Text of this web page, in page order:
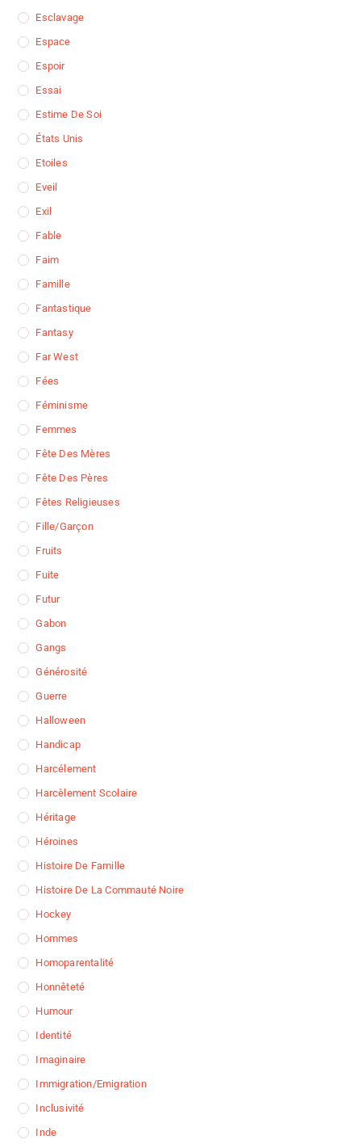
Esclavage
Espace
Espoir
Essai
Estime De Soi
États Unis
Etoiles
Eveil
Exil
Fable
Faim
Famille
Fantastique
Fantasy
Far West
Fées
Féminisme
Femmes
Fête Des Mères
Fête Des Pères
Fêtes Religieuses
Fille/garçon
Fruits
Fuite
Futur
Gabon
Gangs
Générosité
Guerre
Halloween
Handicap
Harcélement
Harcèlement Scolaire
Héritage
Héroines
Histoire De Famille
Histoire De La Commauté Noire
Hockey
Hommes
Homoparentalité
Honnêteté
Humour
Identité
Imaginaire
Immigration/Emigration
Inclusivité
Inde